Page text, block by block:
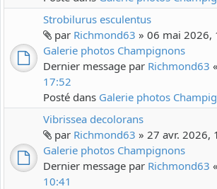
Strobilurus esculentus
par Richmond63 » 06 mai 2026,
Galerie photos Champignons
Dernier message par Richmond63 «
17:52
Posté dans Galerie photos
Vibrissea decolorans
par Richmond63 » 27 avr. 2026,
Galerie photos Champignons
Dernier message par Richmond63 «
10:41